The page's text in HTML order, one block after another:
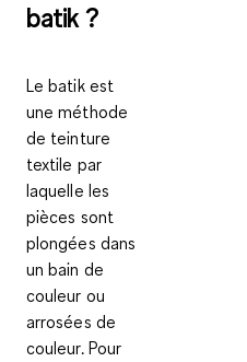
batik ?
Le batik est
une méthode
de teinture
textile par
laquelle les
pièces sont
plongées dans
un bain de
couleur ou
arrosées de
couleur. Pour